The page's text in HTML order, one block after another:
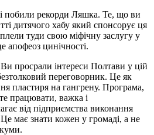
побили рекорди Ляшка. Те, що ви
дитячого хабу який спонсорує ця
туди свою міфічну заслугу у
апофеоз цинічності.
просрали інтереси Полтави у цій
переговорник. Це як
пластиря на гангрену. Програма,
працювати, важка і
від підприємства виконання
має знати кожен у громаді, а не